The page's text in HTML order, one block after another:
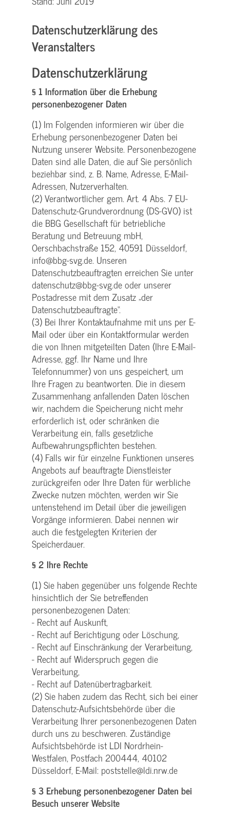
Datenschutzerklärung des
Veranstalters
Datenschutzerklärung
§ 1 Information über die Erhebung
personenbezogener Daten
(1) Im Folgenden informieren wir über die
Erhebung personenbezogener Daten bei
Nutzung unserer Website. Personenbezogene
Daten sind alle Daten, die auf Sie persönlich
beziehbar sind, z. B. Name, Adresse, E-Mail-
Adressen, Nutzerverhalten.
(2) Verantwortlicher gem. Art. 4 Abs. 7 EU-
Datenschutz-Grundverordnung (DS-GVO) ist
die BBG Gesellschaft für betriebliche
Beratung und Betreuung mbH,
Oerschbachstraße 152, 40591 Düsseldorf,
info@bbg-svg.de. Unseren
Datenschutzbeauftragten erreichen Sie unter
datenschutz@bbg-svg.de oder unserer
Postadresse mit dem Zusatz „der
Datenschutzbeauftragte“.
(3) Bei Ihrer Kontaktaufnahme mit uns per E-
Mail oder über ein Kontaktformular werden
die von Ihnen mitgeteilten Daten (Ihre E-Mail-
Adresse, ggf. Ihr Name und Ihre
Telefonnummer) von uns gespeichert, um
Ihre Fragen zu beantworten. Die in diesem
Zusammenhang anfallenden Daten löschen
wir, nachdem die Speicherung nicht mehr
erforderlich ist, oder schränken die
Verarbeitung ein, falls gesetzliche
Aufbewahrungspflichten bestehen.
(4) Falls wir für einzelne Funktionen unseres
Angebots auf beauftragte Dienstleister
zurückgreifen oder Ihre Daten für werbliche
Zwecke nutzen möchten, werden wir Sie
untenstehend im Detail über die jeweiligen
Vorgänge informieren. Dabei nennen wir
auch die festgelegten Kriterien der
Speicherdauer.
§ 2 Ihre Rechte
(1) Sie haben gegenüber uns folgende Rechte
hinsichtlich der Sie betreffenden
personenbezogenen Daten:
- Recht auf Auskunft,
- Recht auf Berichtigung oder Löschung,
- Recht auf Einschränkung der Verarbeitung,
- Recht auf Widerspruch gegen die
Verarbeitung,
- Recht auf Datenübertragbarkeit.
(2) Sie haben zudem das Recht, sich bei einer
Datenschutz-Aufsichtsbehörde über die
Verarbeitung Ihrer personenbezogenen Daten
durch uns zu beschweren. Zuständige
Aufsichtsbehörde ist LDI Nordrhein-
Westfalen, Postfach 200444, 40102
Düsseldorf, E-Mail: poststelle@ldi.nrw.de
§ 3 Erhebung personenbezogener Daten bei
Besuch unserer Website